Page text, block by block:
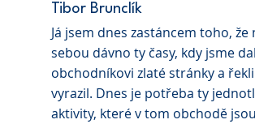
Tibor Brunclík
Já jsem dnes zastáncem toho, že
sebou dávno ty časy, kdy jsme
obchodníkovi zlaté stránky a
vyrazil. Dnes je potřeba ty
aktivity, které v tom obchodě